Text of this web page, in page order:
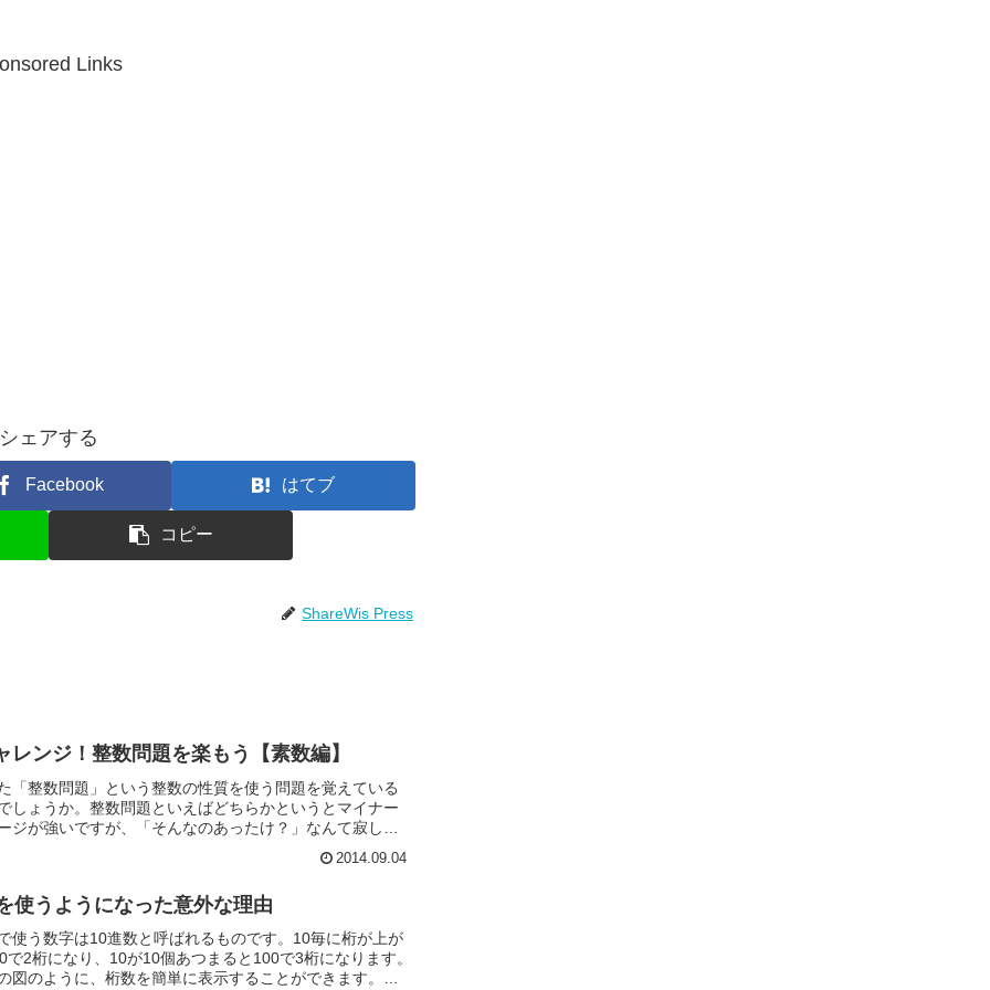
Links
シェアする
Facebook はてブ
コピー
ShareWis Press
レンジ！整数問題を楽もう【素数編】
「整数問題」という整数の性質を使う問題を覚えている
しょうか。整数問題といえばどちらかというとマイナー
ジが強いですが、「そんなのあったけ？」なんて寂しい
2014.09.04
使うようになった意外な理由
使う数字は10進数と呼ばれるものです。10毎に桁が上が
2桁になり、10が10個あつまると100で3桁になります。
図のように、桁数を簡単に表示することができます。